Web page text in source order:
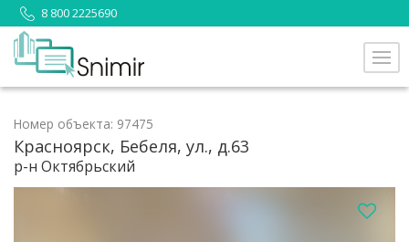
8 800 2225690
Номер объекта: 97475
Красноярск, Бебеля, ул., д.63
р-н Октябрьский